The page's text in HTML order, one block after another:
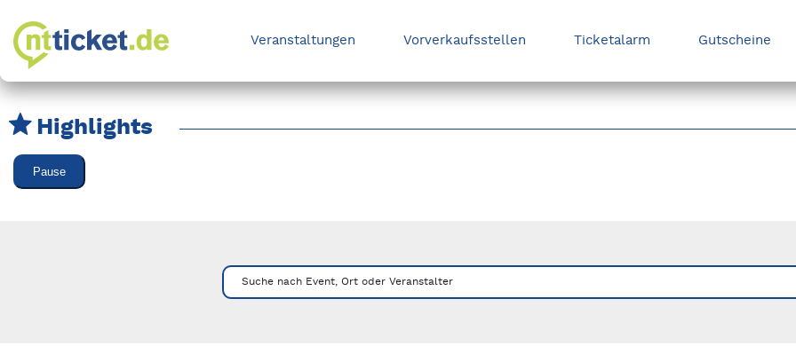
Veranstaltungen Vorverkaufsstellen Ticketalarm Gutscheine
Highlights
Karussell Veranstaltungen überspringen
Pause
Suche nach Event, Ort oder Veranstalter